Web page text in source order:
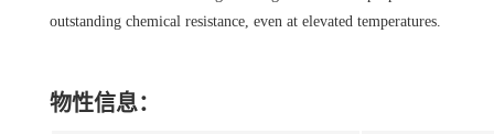
outstanding chemical resistance, even at elevated temperatures.
物性信息：